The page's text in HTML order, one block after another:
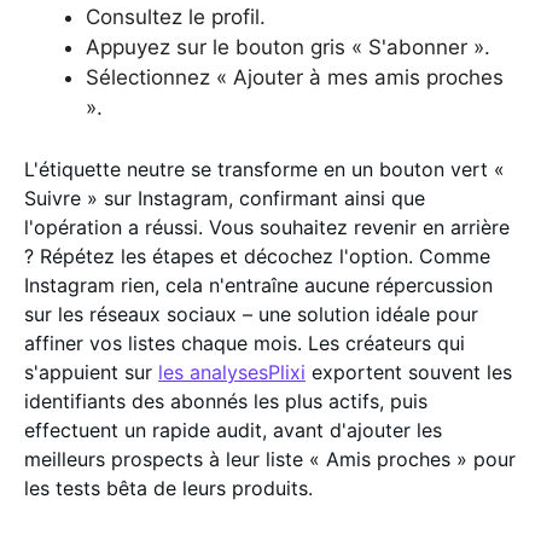
Consultez le profil.
Appuyez sur le bouton gris « S'abonner ».
Sélectionnez « Ajouter à mes amis proches
».
L'étiquette neutre se transforme en un bouton vert «
Suivre » sur Instagram, confirmant ainsi que
l'opération a réussi. Vous souhaitez revenir en arrière
? Répétez les étapes et décochez l'option. Comme
Instagram rien, cela n'entraîne aucune répercussion
sur les réseaux sociaux – une solution idéale pour
affiner vos listes chaque mois. Les créateurs qui
s'appuient sur les analysesPlixi exportent souvent les
identifiants des abonnés les plus actifs, puis
effectuent un rapide audit, avant d'ajouter les
meilleurs prospects à leur liste « Amis proches » pour
les tests bêta de leurs produits.